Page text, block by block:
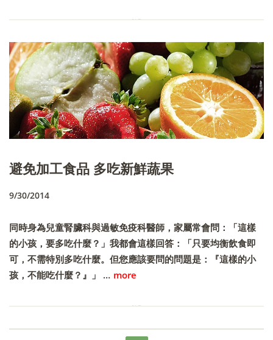
避免加工食品 多吃新鮮蔬果
9/30/2014
同時身為兒童腎臟科與過敏免疫科醫師，家屬常會問：「這樣
的小孩，要多吃什麼？」我都會這樣回答：「只要均衡飲食即
可，不需特別多吃什麼。但您應該要問的問題是：『這樣的小
孩，不能吃什麼？』」 … more